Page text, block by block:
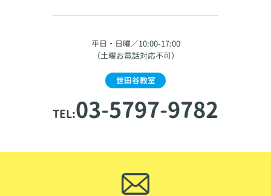
平日・日曜／10:00-17:00
（土曜お電話対応不可）
世田谷教室
TEL:03-5797-9782